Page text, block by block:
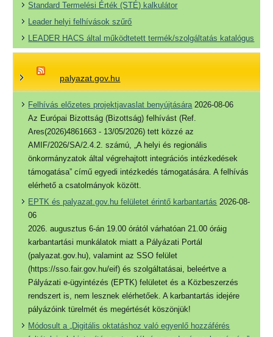
Standard Termelési Érték (STÉ) kalkulátor
Leader helyi felhívások szűrő
LEADER HACS által működtetett termék/szolgáltatás katalógus
palyazat.gov.hu
Felhívás előzetes projektjavaslat benyújtására 2026-08-06
Az Európai Bizottság (Bizottság) felhívást (Ref.
Ares(2026)4861663 - 13/05/2026) tett közzé az
AMIF/2026/SA/2.4.2. számú, „A helyi és regionális
önkormányzatok által végrehajtott integrációs intézkedések
támogatása” című egyedi intézkedés támogatására. A felhívás
elérhető a csatolmányok között.
EPTK és palyazat.gov.hu felületet érintő karbantartás 2026-08-
06
2026. augusztus 6-án 19.00 órától várhatóan 21.00 óráig
karbantartási munkálatok miatt a Pályázati Portál
(palyazat.gov.hu), valamint az SSO felület
(https://sso.fair.gov.hu/eif) és szolgáltatásai, beleértve a
Pályázati e-ügyintézés (EPTK) felületet és a Közbeszerzés
rendszert is, nem lesznek elérhetőek. A karbantartás idejére
pályázóink türelmét és megértését köszönjük!
Módosult a „Digitális oktatáshoz való egyenlő hozzáférés